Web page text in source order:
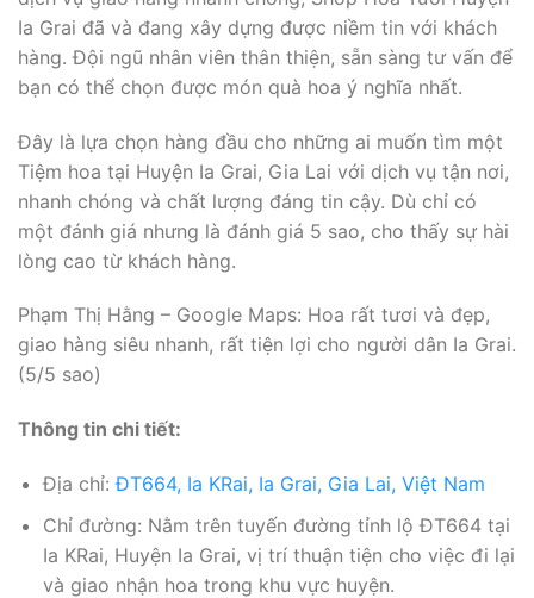
Ia Grai đã và đang xây dựng được niềm tin với khách
hàng. Đội ngũ nhân viên thân thiện, sẵn sàng tư vấn để
bạn có thể chọn được món quà hoa ý nghĩa nhất.
Đây là lựa chọn hàng đầu cho những ai muốn tìm một
Tiệm hoa tại Huyện Ia Grai, Gia Lai với dịch vụ tận nơi,
nhanh chóng và chất lượng đáng tin cậy. Dù chỉ có
một đánh giá nhưng là đánh giá 5 sao, cho thấy sự hài
lòng cao từ khách hàng.
Phạm Thị Hằng – Google Maps: Hoa rất tươi và đẹp,
giao hàng siêu nhanh, rất tiện lợi cho người dân Ia Grai.
(5/5 sao)
Thông tin chi tiết:
Địa chỉ:ĐT664, Ia KRai, Ia Grai, Gia Lai, Việt Nam
Chỉ đường: Nằm trên tuyến đường tỉnh lộ ĐT664 tại
Ia KRai, Huyện Ia Grai, vị trí thuận tiện cho việc đi lại
và giao nhận hoa trong khu vực huyện.